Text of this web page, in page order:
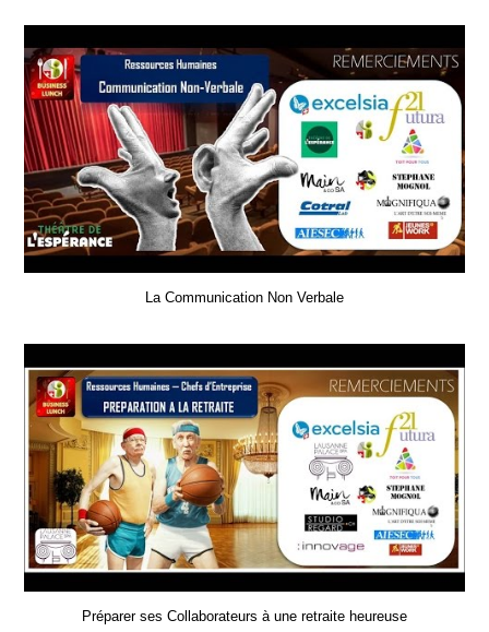
La Communication Non Verbale
Préparer ses Collaborateurs à une retraite heureuse